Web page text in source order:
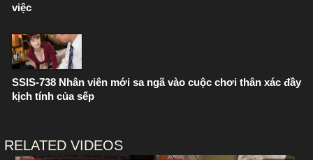
việc
SSIS-738 Nhân viên mới sa ngã vào cuộc chơi thân xác đầy
kịch tính của sếp
RELATED VIDEOS